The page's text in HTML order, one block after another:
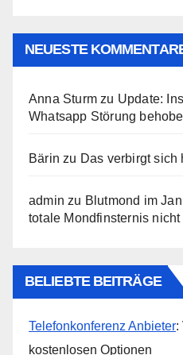
NEUESTE
Anna Sturm zu Update:
Whatsapp Störung
Bärin zu Das verbirgt sich
admin zu Blutmond im
totale Mondfinsternis nicht
BELIEBTE BEITRÄGE
Telefonkonferenz Anbieter:
kostenlosen Optionen